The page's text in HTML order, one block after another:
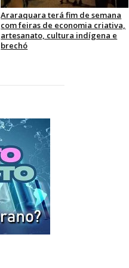
Araraquara terá fim de semana
com feiras de economia criativa,
artesanato, cultura indígena e
brechó